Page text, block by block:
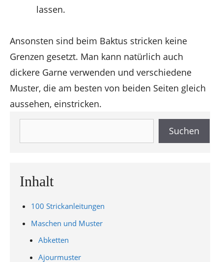
lassen.
Ansonsten sind beim Baktus stricken keine
Grenzen gesetzt. Man kann natürlich auch
dickere Garne verwenden und verschiedene
Muster, die am besten von beiden Seiten gleich
aussehen, einstricken.
Suchen
Inhalt
100 Strickanleitungen
Maschen und Muster
Abketten
Ajourmuster